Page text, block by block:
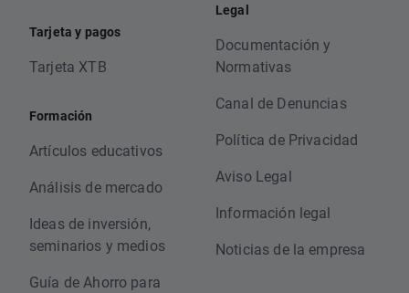
Tarjeta y pagos
Tarjeta XTB
Formación
Artículos educativos
Análisis de mercado
Ideas de inversión,
seminarios y medios
Guía de Ahorro para
Legal
Documentación y
Normativas
Canal de Denuncias
Política de Privacidad
Aviso Legal
Información legal
Noticias de la empresa